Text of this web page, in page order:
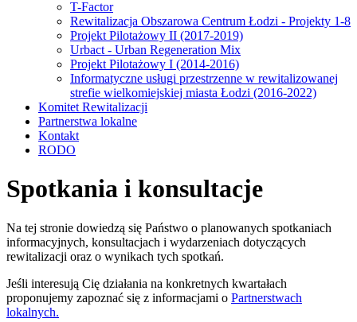
T-Factor
Rewitalizacja Obszarowa Centrum Łodzi - Projekty 1-8
Projekt Pilotażowy II (2017-2019)
Urbact - Urban Regeneration Mix
Projekt Pilotażowy I (2014-2016)
Informatyczne usługi przestrzenne w rewitalizowanej
strefie wielkomiejskiej miasta Łodzi (2016-2022)
Komitet Rewitalizacji
Partnerstwa lokalne
Kontakt
RODO
Spotkania i konsultacje
Na tej stronie dowiedzą się Państwo o planowanych spotkaniach
informacyjnych, konsultacjach i wydarzeniach dotyczących
rewitalizacji oraz o wynikach tych spotkań.
Jeśli interesują Cię działania na konkretnych kwartałach
proponujemy zapoznać się z informacjami o Partnerstwach
lokalnych.